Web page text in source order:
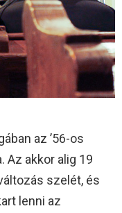
az ’56-os
Az akkor alig 19
szelét, és
lenni az